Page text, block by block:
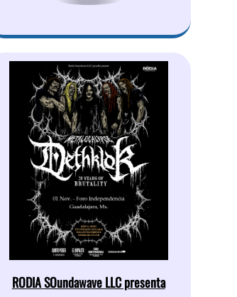
RODIA SOundawave LLC presenta